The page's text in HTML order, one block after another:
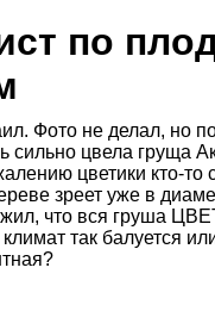
по
Фото не делал, но
сильно цвела груща
цветики кто-то
зреет уже в
что вся груша
так балуется